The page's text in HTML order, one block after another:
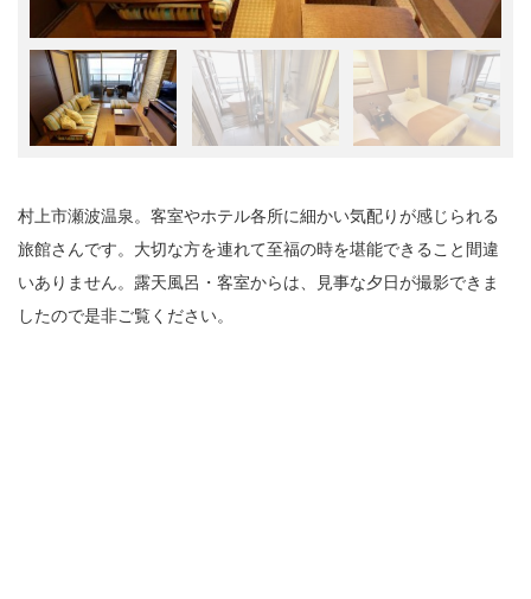
村上市瀬波温泉。客室やホテル各所に細かい気配りが感じられる
旅館さんです。大切な方を連れて至福の時を堪能できること間違
いありません。露天風呂・客室からは、見事な夕日が撮影できま
したので是非ご覧ください。